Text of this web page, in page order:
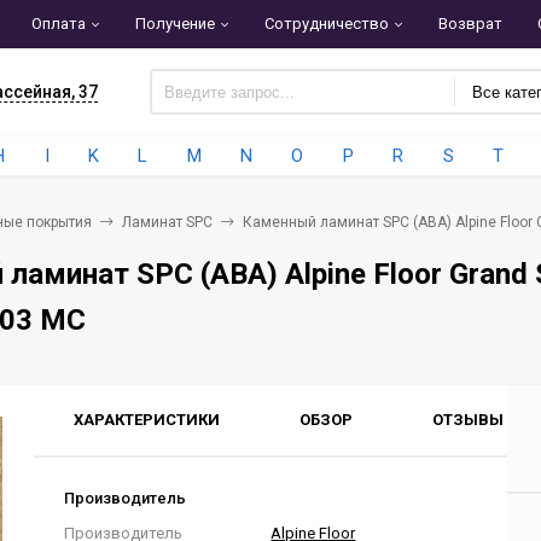
Оплата Получение Сотрудничество Возврат
37 Все
I K L M N O P R S T
покрытия Ламинат SPC Каменный ламинат SPC (ABA) Alpine Floor
SPC (ABA) Alpine Floor
MC
ХАРАКТЕРИСТИКИ ОБЗОР ОТЗЫВЫ
Производитель
Производитель
Alpine Floor